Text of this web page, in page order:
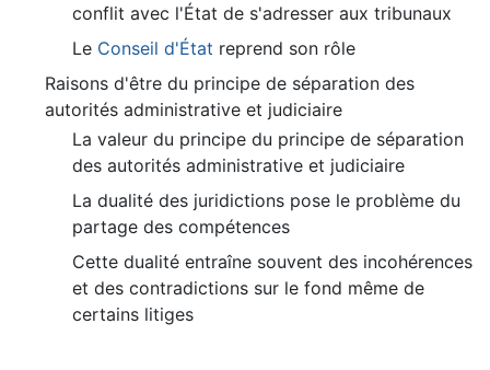
conflit avec l'État de s'adresser aux tribunaux
Le Conseil d'État reprend son rôle
Raisons d'être du principe de séparation des
autorités administrative et judiciaire
La valeur du principe du principe de séparation
des autorités administrative et judiciaire
La dualité des juridictions pose le problème du
partage des compétences
Cette dualité entraîne souvent des incohérences
et des contradictions sur le fond même de
certains litiges